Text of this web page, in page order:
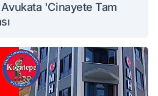
'Cinayete Tam